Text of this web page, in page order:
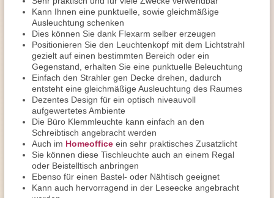
Kann Ihnen eine punktuelle, sowie gleichmäßige
Ausleuchtung schenken
Dies können Sie dank Flexarm selber erzeugen
Positionieren Sie den Leuchtenkopf mit dem Lichtstrahl
gezielt auf einen bestimmten Bereich oder ein
Gegenstand, erhalten Sie eine punktuelle Beleuchtung
Einfach den Strahler gen Decke drehen, dadurch
entsteht eine gleichmäßige Ausleuchtung des Raumes
Dezentes Design für ein optisch niveauvoll
aufgewertetes Ambiente
Die Büro Klemmleuchte kann einfach an den
Schreibtisch angebracht werden
Auch im Homeoffice ein sehr praktisches Zusatzlicht
Sie können diese Tischleuchte auch an einem Regal
oder Beistelltisch anbringen
Ebenso für einen Bastel- oder Nähtisch geeignet
Kann auch hervorragend in der Leseecke angebracht